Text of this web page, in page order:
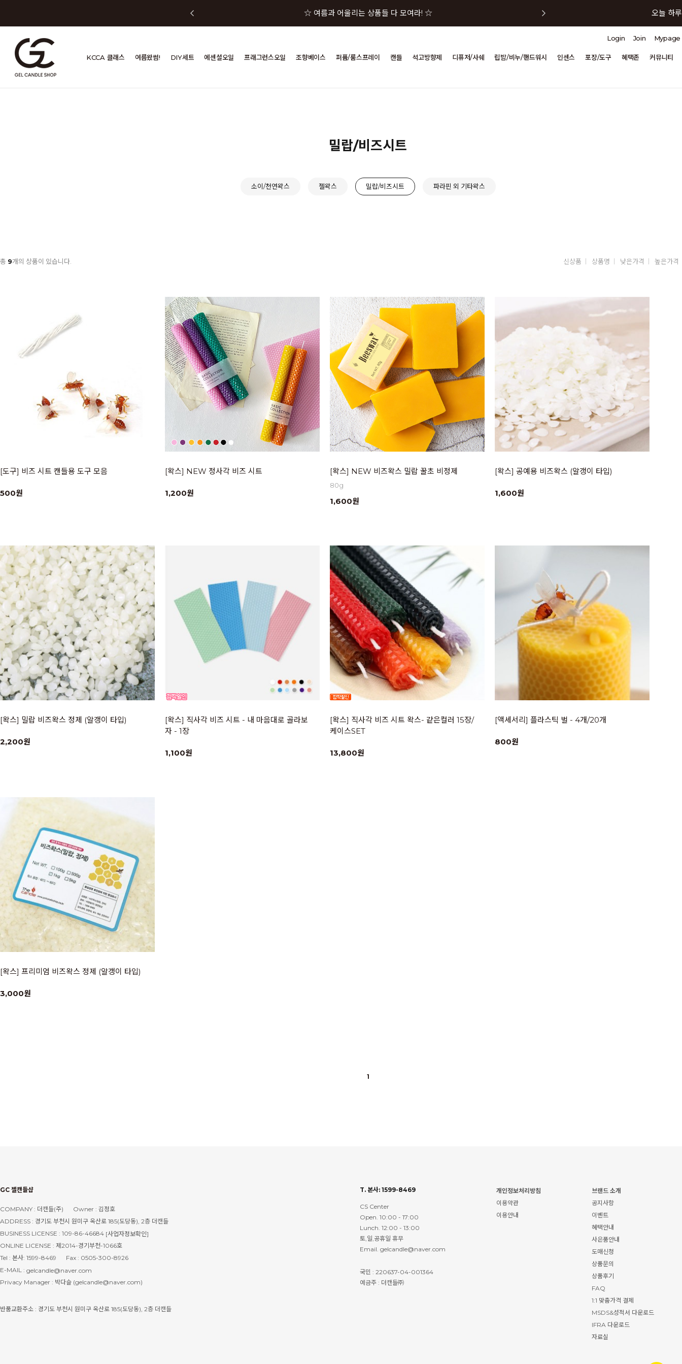
☆ 여름과 어울리는 상품들 다 모여라! ☆ 오늘 하
오늘 하
KCCA 클래스 여름왔썸! DIY세트 에센셜오일 프래그런스오일 조향베이스 퍼퓸/룸스프레이 캔들 석고방향제 디퓨저/사쉐 립밤/비누/핸드워시 인센스 포장/도구 혜택존 커뮤니티
Login Join Mypage
밀랍/비즈시트
소이/천연왁스 젤왁스 밀랍/비즈시트 파라핀 외 기타왁스
총 9개의 상품이 있습니다. 신상품 상품명 낮은가격 높은가격
[도구] 비즈 시트 캔들용 도구 모음
500원
[왁스] NEW 정사각 비즈 시트
1,200원
[왁스] NEW 비즈왁스 밀랍 꿀초 비정제
80g
1,600원
[왁스] 공예용 비즈왁스 (알갱이 타입)
1,600원
[왁스] 밀랍 비즈왁스 정제 (알갱이 타입)
2,200원
[왁스] 직사각 비즈 시트 - 내 마음대로 골라보
자 - 1장
1,100원
[왁스] 직사각 비즈 시트 왁스- 같은컬러 15장/
케이스SET
13,800원
[액세서리] 플라스틱 벌 - 4개/20개
800원
[왁스] 프리미엄 비즈왁스 정제 (알갱이 타입)
3,000원
1
GC 젤캔들샵
COMPANY : 더캔들(주)
Owner : 김정호
ADDRESS : 경기도 부천시 원미구 옥산로 185(도당동), 2층 더캔들
BUSINESS LICENSE : 109-86-46684 [사업자정보확인]
ONLINE LICENSE : 제2014-경기부천-1066호
Tel : 본사: 1599-8469
Fax : 0505-300-8926
E-MAIL : gelcandle@naver.com
Privacy Manager : 박다슬 (gelcandle@naver.com)
반품교환주소 : 경기도 부천시 원미구 옥산로 185(도당동), 2층 더캔들
T. 본사: 1599-8469
CS Center
Open. 10:00 - 17:00
Lunch. 12:00 - 13:00
토,일,공휴일 휴무
Email. gelcandle@naver.com
국민 : 220637-04-001364
예금주 : 더캔들㈜
개인정보처리방침
이용약관
이용안내
브랜드 소개
공지사항
이벤트
혜택안내
사은품안내
도매신청
상품문의
상품후기
FAQ
1:1 맞춤가격 결제
MSDS&성적서 다운로드
IFRA 다운로드
자료실